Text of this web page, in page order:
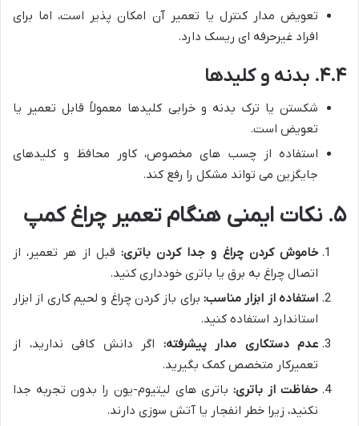
تعویض مدار کنترل یا تعمیر آن امکان پذیر است، اما برای
افراد غیرحرفه ای ریسک دارد.
۴.۴. بدنه و کلیدها
شکستن یا ترک بدنه و خرابی کلیدها معمولاً قابل تعمیر یا
تعویض است.
استفاده از چسب های مخصوص، کاور محافظ و کلیدهای
جایگزین می تواند مشکل را رفع کند.
۵. نکات ایمنی هنگام تعمیر چراغ کمپ
خاموش کردن چراغ و جدا کردن باتری: قبل از هر تعمیر، از
اتصال چراغ به برق یا باتری خودداری کنید.
استفاده از ابزار مناسب: برای باز کردن چراغ و لحیم کاری از ابزار
استاندارد استفاده کنید.
عدم دستکاری مدار پیشرفته: اگر دانش کافی ندارید، از
تعمیرکار متخصص کمک بگیرید.
حفاظت از باتری: باتری های لیتیوم-یون را بدون تجربه جدا
نکنید، زیرا خطر انفجار یا آتش سوزی دارند.